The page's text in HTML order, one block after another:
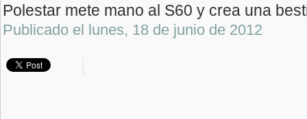
Polestar mete mano al S60 y crea una
Publicado el lunes, 18 de junio de 2012